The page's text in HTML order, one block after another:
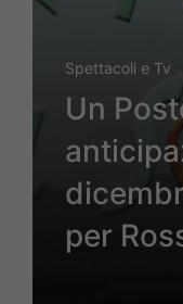
Spettacoli e Tv
Un
per